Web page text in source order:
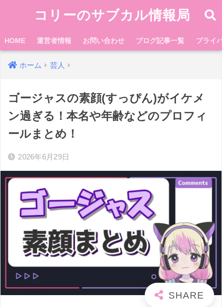
コリーのサブカル情報局
HOME 運営者情報 お問い合わせ ブログ記事一覧 プライ
ホーム 芸人
ゴージャスの素顔(すっぴん)がイケメ
ン過ぎる！本名や年齢などのプロフィ
ールまとめ！
2026年6月29日